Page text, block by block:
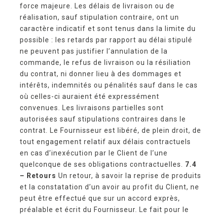
force majeure. Les délais de livraison ou de
réalisation, sauf stipulation contraire, ont un
caractère indicatif et sont tenus dans la limite du
possible : les retards par rapport au délai stipulé
ne peuvent pas justifier l’annulation de la
commande, le refus de livraison ou la résiliation
du contrat, ni donner lieu à des dommages et
intérêts, indemnités ou pénalités sauf dans le cas
où celles-ci auraient été expressément
convenues. Les livraisons partielles sont
autorisées sauf stipulations contraires dans le
contrat. Le Fournisseur est libéré, de plein droit, de
tout engagement relatif aux délais contractuels
en cas d’inexécution par le Client de l’une
quelconque de ses obligations contractuelles. 7.4
– Retours Un retour, à savoir la reprise de produits
et la constatation d’un avoir au profit du Client, ne
peut être effectué que sur un accord exprès,
préalable et écrit du Fournisseur. Le fait pour le